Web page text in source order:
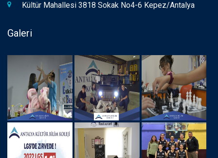
Kültür Mahallesi 3818 Sokak No4-6 Kepez/Antalya
Galeri